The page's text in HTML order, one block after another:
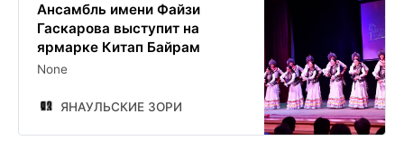
Ансамбль имени Файзи
Гаскарова выступит на
ярмарке Китап Байрам
None
ЯНАУЛЬСКИЕ ЗОРИ